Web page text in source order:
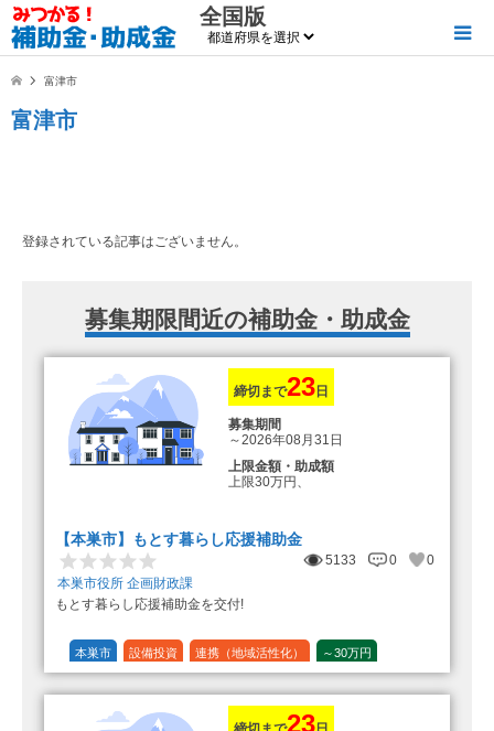
全国版
富津市
富津市
登録されている記事はございません。
募集期限間近の補助金・助成金
締切まで23日
募集期間
～2026年08月31日
上限金額・助成額
上限30万円、
【本巣市】もとす暮らし応援補助金
5133 0
0
本巣市役所 企画財政課
もとす暮らし応援補助金を交付!
本巣市 設備投資 連携（地域活性化） ～30万円
23